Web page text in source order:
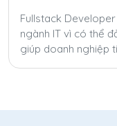
Fullstack
ngành IT vì có thể
giúp doanh nghiệp